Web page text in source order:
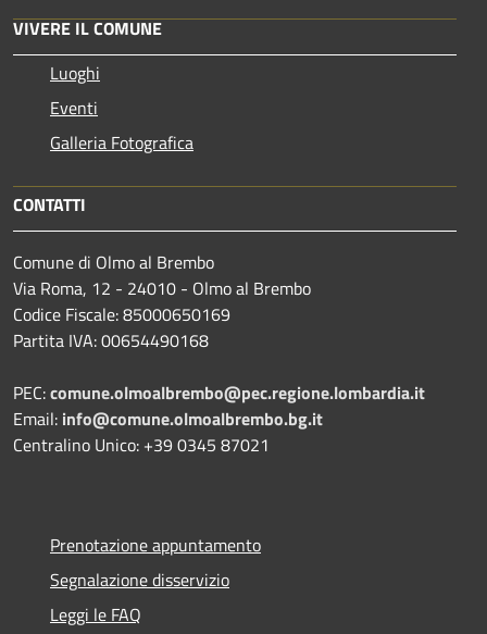
VIVERE IL COMUNE
Luoghi
Eventi
Galleria Fotografica
CONTATTI
Comune di Olmo al Brembo
Via Roma, 12 - 24010 - Olmo al Brembo
Codice Fiscale: 85000650169
Partita IVA: 00654490168
PEC:comune.olmoalbrembo@pec.regione.lombardia.it
Email: info@comune.olmoalbrembo.bg.it
Centralino Unico: +39 0345 87021
Prenotazione appuntamento
Segnalazione disservizio
Leggi le FAQ